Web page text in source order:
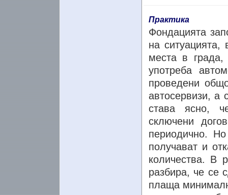
Практика
Фондацията
на ситуацията,
места в града,
употреба
проведени
автосервизи, а
става ясно,
сключени
периодично.
получават и
количества. В
разбира, че се
плаща